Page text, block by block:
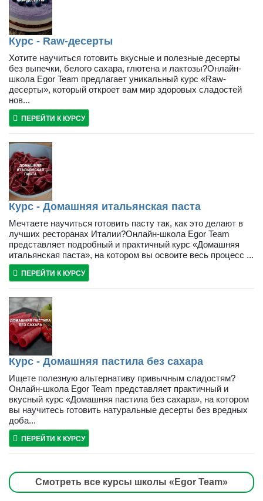
Курс - Raw-десерты
Хотите научиться готовить вкусные и полезные десерты
без выпечки, белого сахара, глютена и лактозы?Онлайн-
школа Egor Team предлагает уникальный курс «Raw-
десерты», который откроет вам мир здоровых сладостей
нов...
ПЕРЕЙТИ К КУРСУ
Курс - Домашняя итальянская паста
Мечтаете научиться готовить пасту так, как это делают в
лучших ресторанах Италии?Онлайн-школа Egor Team
представляет подробный и практичный курс «Домашняя
итальянская паста», на котором вы освоите весь процесс ...
ПЕРЕЙТИ К КУРСУ
Курс - Домашняя пастила без сахара
Ищете полезную альтернативу привычным сладостям?
Онлайн-школа Egor Team представляет практичный и
вкусный курс «Домашняя пастила без сахара», на котором
вы научитесь готовить натуральные десерты без вредных
доба...
ПЕРЕЙТИ К КУРСУ
Смотреть все курсы школы «Egor Team»